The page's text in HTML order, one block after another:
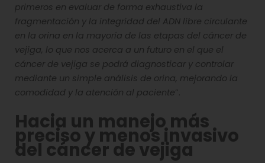
primeros en evaluar de forma exhaustiva la
fragmentación y la integridad del ADN libre circulante
en la orina en la mayoría de las etapas del cáncer de
vejiga, lo que nos acerca a un futuro en el que el
cáncer de vejiga se podrá diagnosticar y controlar
mediante un simple análisis de orina, mejorando la
comodidad y la atención al paciente”.
Hacia un manejo más
preciso y menos invasivo
del cáncer de vejiga